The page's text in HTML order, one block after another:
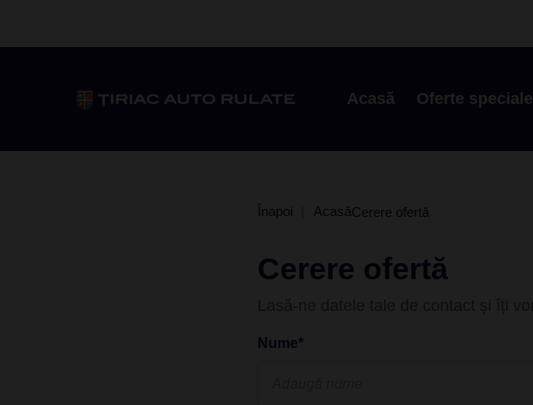
Acasă Oferte speciale
Înapoi AcasăCerere ofertă
Cerere ofertă
Nume*